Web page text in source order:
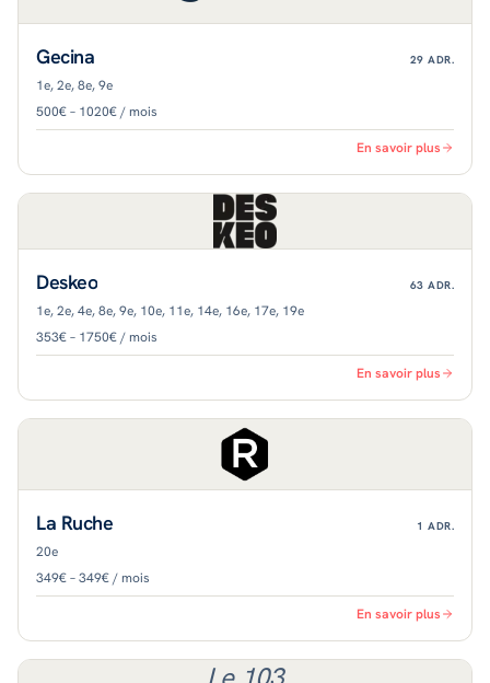
Gecina 29 ADR.
1e, 2e, 8e, 9e
500€ – 1020€ / mois
En savoir plus
Deskeo 63 ADR.
1e, 2e, 4e, 8e, 9e, 10e, 11e, 14e, 16e, 17e, 19e
353€ – 1750€ / mois
En savoir plus
La Ruche 1 ADR.
20e
349€ – 349€ / mois
En savoir plus